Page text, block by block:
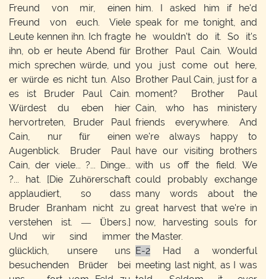
Freund von mir, einen
Freund von euch. Viele
Leute kennen ihn. Ich fragte
ihn, ob er heute Abend für
mich sprechen würde, und
er würde es nicht tun. Also
es ist Bruder Paul Cain.
Würdest du eben hier
hervortreten, Bruder Paul
Cain, nur für einen
Augenblick. Bruder Paul
Cain, der viele... ?... Dinge...
?... hat. [Die Zuhörerschaft
applaudiert, so dass
Bruder Branham nicht zu
verstehen ist. — Übers.]
Und wir sind immer
glücklich, unsere uns
besuchenden Brüder bei
him. I asked him if he'd
speak for me tonight, and
he wouldn't do it. So it's
Brother Paul Cain. Would
you just come out here,
Brother Paul Cain, just for a
moment? Brother Paul
Cain, who has ministery
friends everywhere. And
we're always happy to
have our visiting brothers
with us off the field. We
could probably exchange
many words about the
great harvest that we're in
now, harvesting souls for
the Master.
E-2 Had a wonderful
meeting last night, as I was